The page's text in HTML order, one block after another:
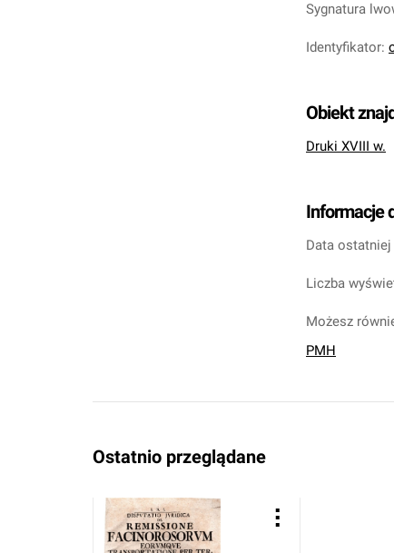
Sygnatura
Identyfikator:
Obiekt
Druki XVIII w.
Informacje
Data
Liczba
Możesz
PMH
Ostatnio przeglądane